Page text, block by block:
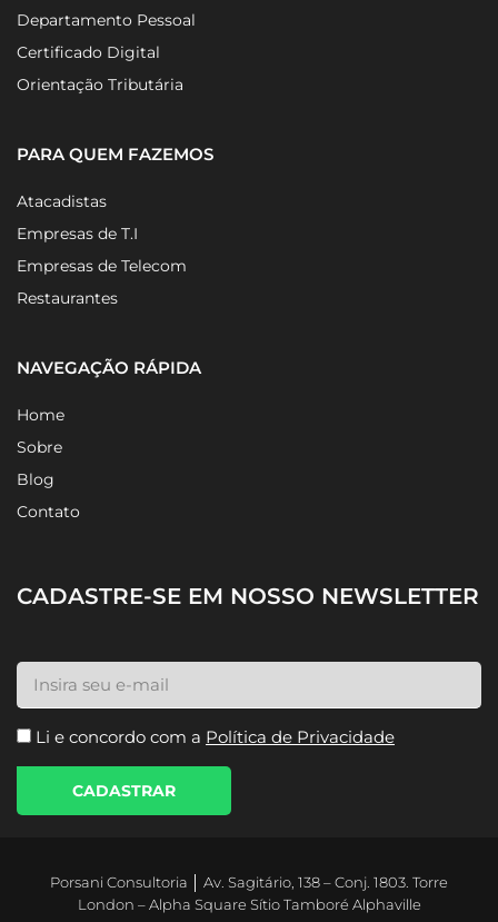
Departamento Pessoal
Certificado Digital
Orientação Tributária
PARA QUEM FAZEMOS
Atacadistas
Empresas de T.I
Empresas de Telecom
Restaurantes
NAVEGAÇÃO RÁPIDA
Home
Sobre
Blog
Contato
CADASTRE-SE EM NOSSO NEWSLETTER
Li e concordo com a Política de Privacidade
CADASTRAR
Porsani Consultoria │ Av. Sagitário, 138 – Conj. 1803. Torre
London – Alpha Square Sítio Tamboré Alphaville